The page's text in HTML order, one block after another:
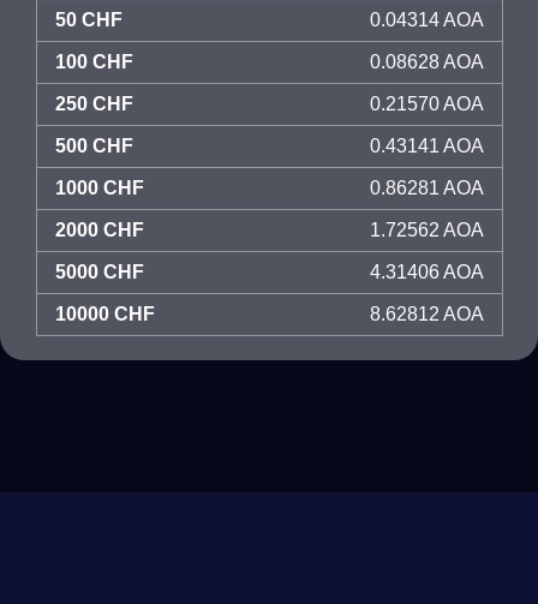
50 CHF 0.04314 AOA
100 CHF 0.08628 AOA
250 CHF 0.21570 AOA
500 CHF 0.43141 AOA
1000 CHF 0.86281 AOA
2000 CHF 1.72562 AOA
5000 CHF 4.31406 AOA
10000 CHF 8.62812 AOA